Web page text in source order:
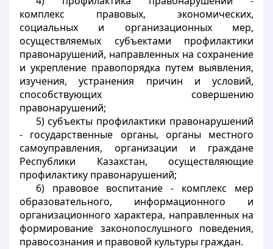
комплекс правовых, экономических,
социальных и организационных мер,
осуществляемых субъектами профилактики
правонарушений, направленных на сохранение
и укрепление правопорядка путем выявления,
изучения, устранения причин и условий,
способствующих совершению
правонарушений;
5) субъекты профилактики правонарушений
- государственные органы, органы местного
самоуправления, организации и граждане
Республики Казахстан, осуществляющие
профилактику правонарушений;
6) правовое воспитание - комплекс мер
образовательного, информационного и
организационного характера, направленных на
формирование законопослушного поведения,
правосознания и правовой культуры граждан.